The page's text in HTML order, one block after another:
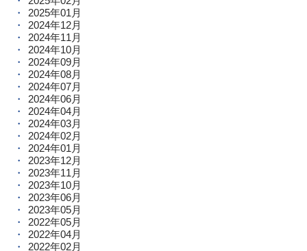
2025年01月
2024年12月
2024年11月
2024年10月
2024年09月
2024年08月
2024年07月
2024年06月
2024年04月
2024年03月
2024年02月
2024年01月
2023年12月
2023年11月
2023年10月
2023年06月
2023年05月
2022年05月
2022年04月
2022年02月